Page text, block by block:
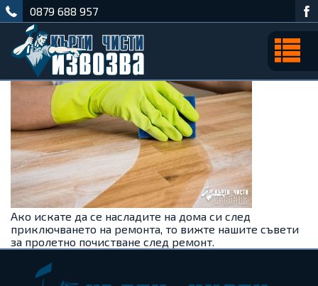
0879 688 957
Ако искате да се насладите на дома си след
приключването на ремонта, то вижте нашите съвети
за пролетно почистване след ремонт.